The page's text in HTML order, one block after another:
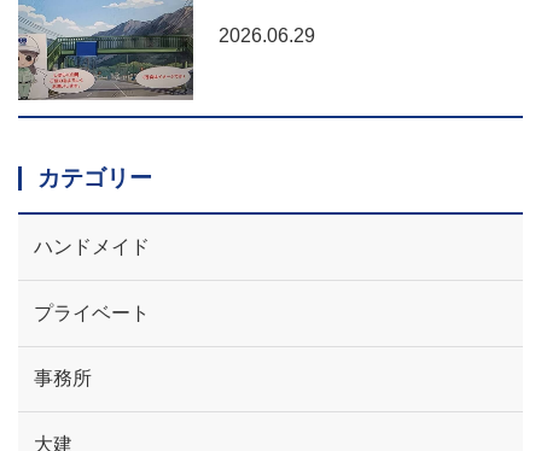
2026.06.29
カテゴリー
ハンドメイド
プライベート
事務所
大建